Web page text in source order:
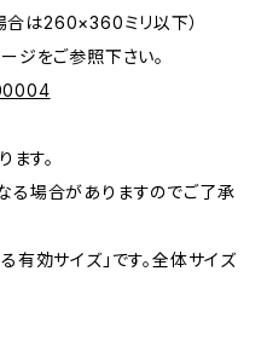
合は260×360ミリ以下）
ジをご参照下さい。
す。
場合がありますのでご了承
効サイズ」です。全体サイズ